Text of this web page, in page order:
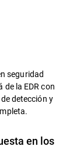
seguridad
la EDR con
detección y
en los